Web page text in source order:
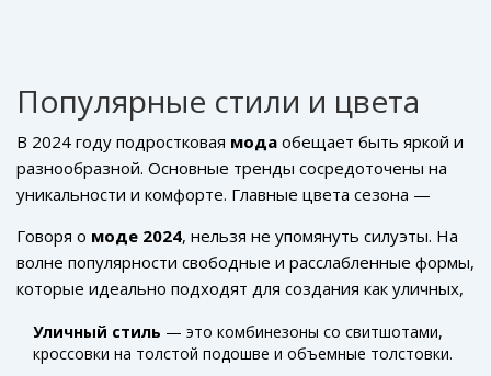
Популярные стили и цвета
В 2024 году подростковая мода обещает быть яркой и
разнообразной. Основные тренды сосредоточены на
уникальности и комфорте. Главные цвета сезона —
классический черный, который легко сочетается с
другими оттенками и всегда выглядит стильно.
Говоря о моде 2024, нельзя не упомянуть силуэты. На
волне популярности свободные и расслабленные формы,
которые идеально подходят для создания как уличных,
способ выразить свою индивидуальность.
Уличный стиль — это комбинезоны со свитшотами,
кроссовки на толстой подошве и объемные толстовки.